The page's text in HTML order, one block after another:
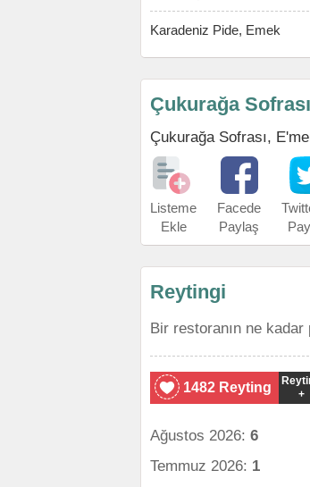
Karadeniz Pide, Emek
Çukurağa
Çukurağa Sofrası,
Listeme
Ekle
Facede
Paylaş
Reytingi
Bir restoranın ne
1482 Reyting
+
Ağustos 2026: 6
Temmuz 2026: 1